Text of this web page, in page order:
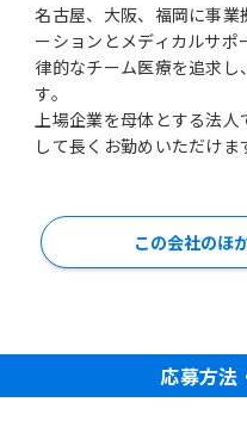
名古屋、大阪、福岡に事
ーションとメディカルサ
律的なチーム医療を追求
す。
上場企業を母体とする法
して長くお勤めいただけま
この会社のほ
応募方法